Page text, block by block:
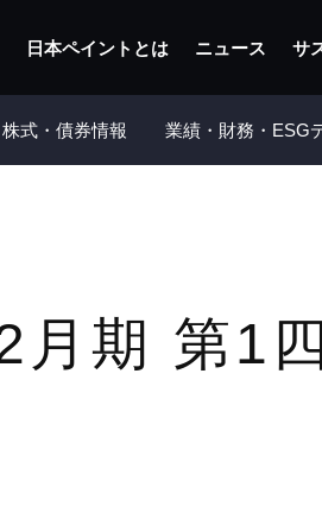
日本ペイントとは ニュース サ
株式・債券情報 業績・財務・ESG
月期 第1